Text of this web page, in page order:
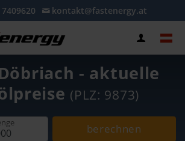
kontakt@fastenergy.at
- aktuelle
(PLZ: 9873)
berechnen